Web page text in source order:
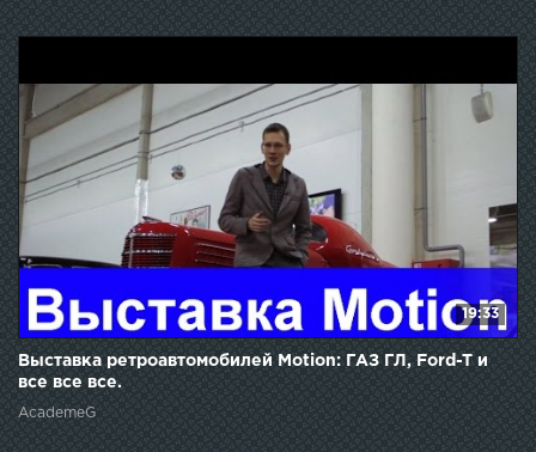
19:33
Выставка ретроавтомобилей Motion: ГАЗ ГЛ, Ford-T и
все все все.
AcademeG